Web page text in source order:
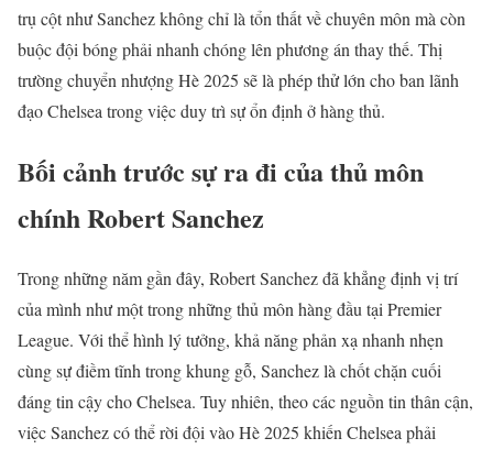
trụ cột như Sanchez không chỉ là tổn thất về chuyên môn mà còn
buộc đội bóng phải nhanh chóng lên phương án thay thế. Thị
trường chuyển nhượng Hè 2025 sẽ là phép thử lớn cho ban lãnh
đạo Chelsea trong việc duy trì sự ổn định ở hàng thủ.
Bối cảnh trước sự ra đi của thủ môn
chính Robert Sanchez
Trong những năm gần đây, Robert Sanchez đã khẳng định vị trí
của mình như một trong những thủ môn hàng đầu tại Premier
League. Với thể hình lý tưởng, khả năng phản xạ nhanh nhẹn
cùng sự điềm tĩnh trong khung gỗ, Sanchez là chốt chặn cuối
đáng tin cậy cho Chelsea. Tuy nhiên, theo các nguồn tin thân cận,
việc Sanchez có thể rời đội vào Hè 2025 khiến Chelsea phải